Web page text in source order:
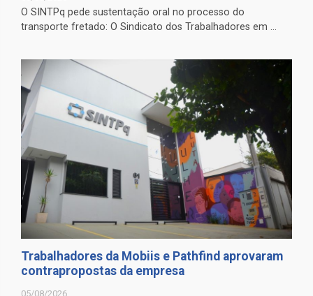
O SINTPq pede sustentação oral no processo do
transporte fretado: O Sindicato dos Trabalhadores em ...
Trabalhadores da Mobiis e Pathfind aprovaram
contrapropostas da empresa
05/08/2026